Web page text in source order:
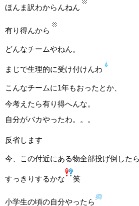
ほんま訳わからんねん
有り得んから
どんなチームやねん。
まじで生理的に受け付けんわ
こんなチームに1年もおったとか、
今考えたら有り得へんな。
自分がバカやったわ。。。
反省します
今、この付近にある物全部投げ倒したら
すっきりするかな 笑
小学生の頃の自分やったら